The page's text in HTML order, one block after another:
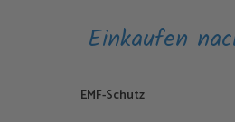
Einkaufen
EMF-Schutz